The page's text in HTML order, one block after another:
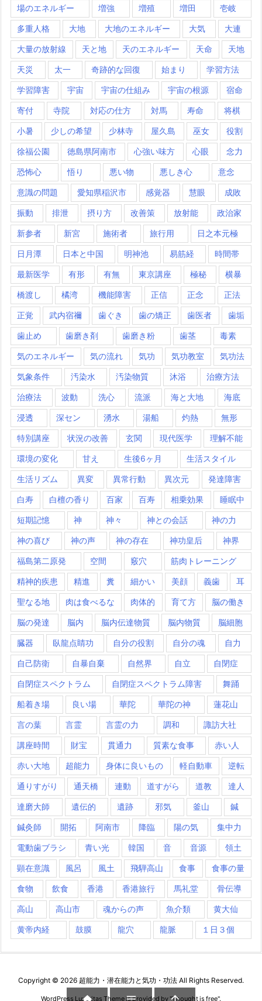
場のエネルギー 増強 増殖 増田 壱岐
多重人格 大地 大地のエネルギー 大気 大連
大量の放射線 天と地 天のエネルギー 天命 天地
天災 太一 奇跡的な回復 始まり 学習方法
学習障害 宇宙 宇宙の仕組み 宇宙の根源 宿命
寄付 寺院 対応の仕方 対馬 寿命 将棋
小暑 少しの希望 少林寺 屋久島 巫女 役割
徐福公園 徳島県阿南市 心強い味方 心眼 念力
恐怖心 悟り 悪い物 悪しき心 意念
意識の問題 愛知県稲沢市 感覚器 慧眼 成敗
振動 排泄 摂り方 改善策 放射能 政治家
新参者 新宮 施術者 旅行用 日之本元極
日月潭 日本と中国 明神池 易筋経 時間帯
最新医学 有形 有無 東京講座 極秘 横暴
橋渡し 橘湾 機能障害 正信 正念 正法
正覚 武内宿禰 歯ぐき 歯の矯正 歯医者 歯垢
歯止め 歯磨き剤 歯磨き粉 歯茎 毒素
気のエネルギー 気の流れ 気功 気功教室 気功法
気象条件 汚染水 汚染物質 沐浴 治療方法
治療法 波動 洗心 流派 海と大地 海底
浸透 深セン 湧水 湯船 灼熱 無形
特別講座 状況の改善 玄関 現代医学 理解不能
環境の変化 甘え 生後6ヶ月 生活スタイル
生活リズム 異変 異常行動 異次元 発達障害
白寿 白檀の香り 百家 百寿 相乗効果 睡眠中
短期記憶 神 神々 神との会話 神の力
神の喜び 神の声 神の存在 神功皇后 神界
福島第二原発 空間 竅穴 筋肉トレーニング
精神的疾患 精進 糞 細かい 美顔 義歯 耳
聖なる地 肉は食べるな 肉体的 育て方 脳の働き
脳の発達 脳内 脳内伝達物質 脳内物質 脳細胞
臓器 臥龍点睛功 自分の役割 自分の魂 自力
自己防衛 自暴自棄 自然界 自立 自閉症
自閉症スペクトラム 自閉症スペクトラム障害 舞踊
船着き場 良い場 華陀 華陀の神 蓮花山
言の葉 言霊 言霊の力 調和 諏訪大社
講座時間 財宝 貫通力 質素な食事 赤い人
赤い大地 超能力 身体に良いもの 軽自動車 逆転
通りすがり 通天橋 連動 道すがら 道教 達人
達磨大師 遺伝的 遺跡 邪気 釜山 鍼
鍼灸師 開拓 阿南市 降臨 陽の気 集中力
電動歯ブラシ 青い光 韓国 音 音源 領土
顕在意識 風呂 風土 飛騨高山 食事 食事の量
食物 飲食 香港 香港旅行 馬礼堂 骨伝導
高山 高山市 魂からの声 魚介類 黄大仙
黄帝内経 鼓膜 龍穴 龍脈 １日３個
Copyright © 2026 超能力・潜在能力と気功・功法 All Rights Reserved.
WordPress Luxeritas Theme is provided by "Thought is free".